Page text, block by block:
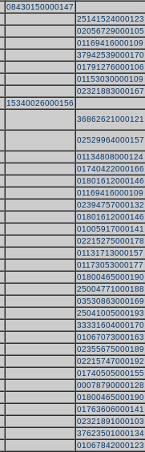
08430150000147
25141524000123
02056729000105
01169416000109
37942539000170
01791276000106
01153030000109
02321883000167
15340026000156
36862621000121
02529964000157
01134808000124
01740422000166
01801612000146
01169416000109
02394757000132
01801612000146
01005917000141
02215275000178
01131713000157
01173053000177
01800465000190
25004771000188
03530863000169
25041005000193
33331604000170
01067073000163
02355675000189
02215747000192
01740505000155
00078790000128
01800465000190
01763606000141
02321891000103
37623501000134
01067842000123